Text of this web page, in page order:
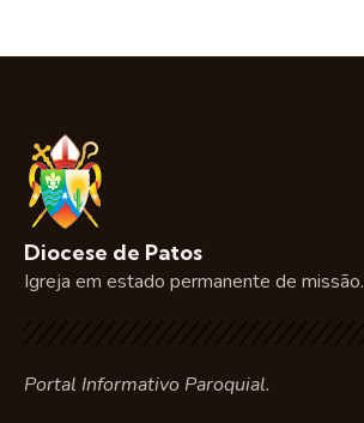
Diocese de Patos
Igreja em estado permanente de missão.
Portal Informativo Paroquial.